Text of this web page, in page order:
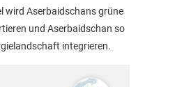
wird Aserbaidschans grüne
und Aserbaidschan so
integrieren.